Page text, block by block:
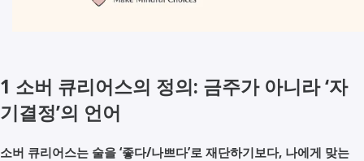
1 소버 큐리어스의 정의: 금주가 아니라 ‘자
기결정’의 언어
소버 큐리어스는 술을 ‘좋다/나쁘다’로 재단하기보다, 나에게 맞는